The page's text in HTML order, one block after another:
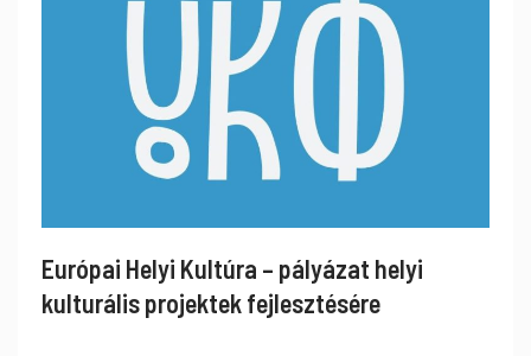
Európai Helyi Kultúra – pályázat helyi
kulturális projektek fejlesztésére